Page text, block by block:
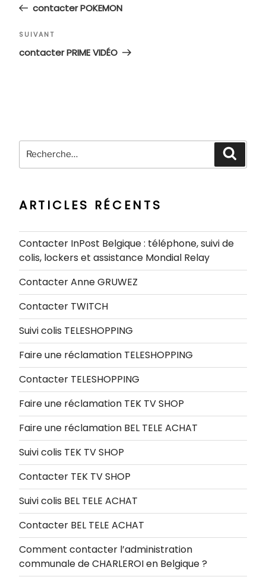
l’article
précédent
contacter POKEMON
Article
suivant
SUIVANT
contacter PRIME VIDÉO
Recherche
pour
ARTICLES RÉCENTS
Contacter InPost Belgique : téléphone, suivi de
colis, lockers et assistance Mondial Relay
Contacter Anne GRUWEZ
Contacter TWITCH
Suivi colis TELESHOPPING
Faire une réclamation TELESHOPPING
Contacter TELESHOPPING
Faire une réclamation TEK TV SHOP
Faire une réclamation BEL TELE ACHAT
Suivi colis TEK TV SHOP
Contacter TEK TV SHOP
Suivi colis BEL TELE ACHAT
Contacter BEL TELE ACHAT
Comment contacter l’administration
communale de CHARLEROI en Belgique ?